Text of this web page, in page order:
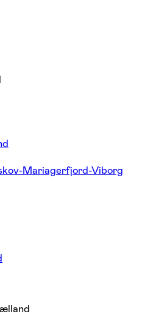
Mariagerfjord-Viborg